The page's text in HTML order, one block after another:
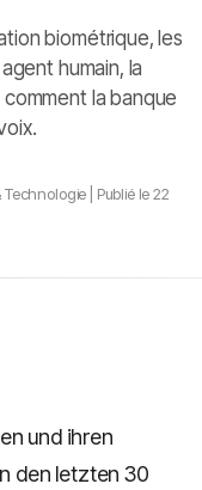
biométrique, les
humain, la
la banque
| Publié le 22
und ihren
den letzten 30